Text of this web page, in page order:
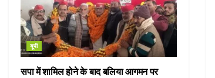
यूपी
सपा में शामिल होने के बाद बलिया आगमन पर